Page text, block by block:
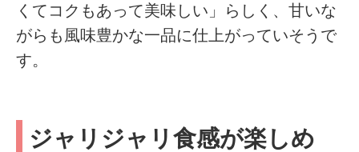
くてコクもあって美味しい」らしく、甘いな
がらも風味豊かな一品に仕上がっていそうで
す。
ジャリジャリ食感が楽しめ